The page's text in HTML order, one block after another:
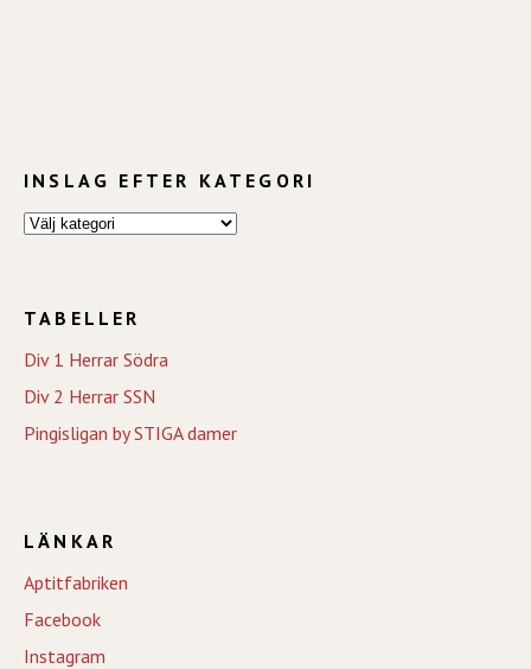
INSLAG EFTER KATEGORI
TABELLER
Div 1 Herrar Södra
Div 2 Herrar SSN
Pingisligan by STIGA damer
LÄNKAR
Aptitfabriken
Facebook
Instagram